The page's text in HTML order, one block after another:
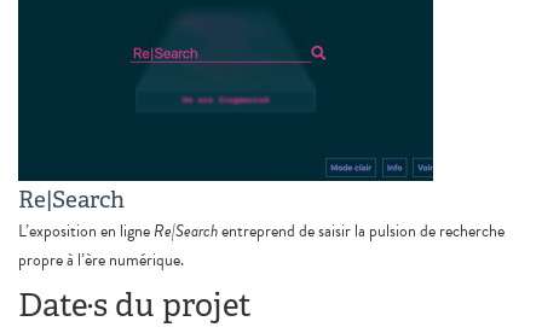
Re|Search
L’exposition en ligneRe|Searchentreprend de saisir la pulsion de recherche
propre à l’ère numérique.
Date·s du projet